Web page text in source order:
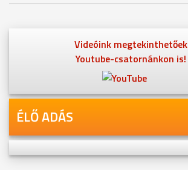
Videóink megtekinthetőek
Youtube-csatornánkon is!
ÉLŐ ADÁS